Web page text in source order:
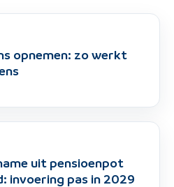
opnemen: zo werkt
uit pensioenpot
invoering pas in 2029